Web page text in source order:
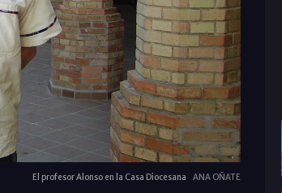
El profesor Alonso en la Casa Diocesana ANA OÑATE